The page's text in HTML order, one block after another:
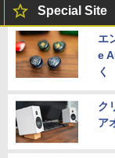
Special Site
エ
e
く
ク
ア